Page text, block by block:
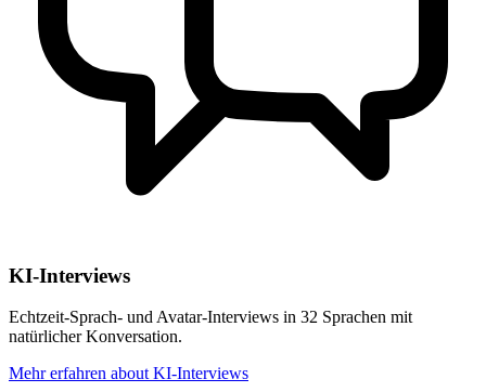
KI-Interviews
Echtzeit-Sprach- und Avatar-Interviews in 32 Sprachen mit
natürlicher Konversation.
Mehr erfahren about KI-Interviews